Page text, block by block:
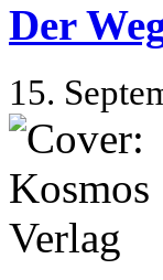
Der
15.